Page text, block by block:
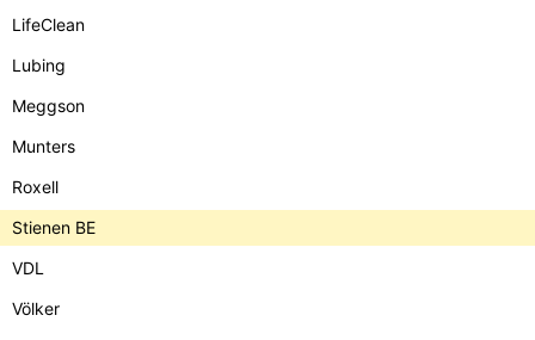
LifeClean
Lubing
Meggson
Munters
Roxell
Stienen BE
VDL
Völker